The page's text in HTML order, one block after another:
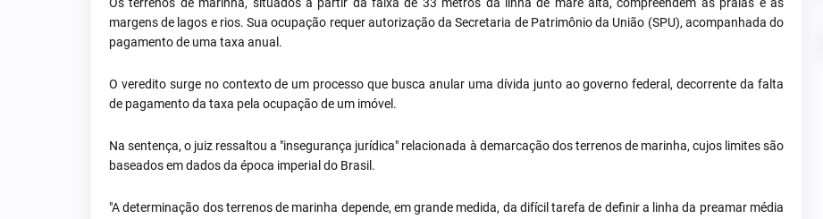
margens de lagos e rios. Sua ocupação requer autorização da Secretaria de Patrimônio da União (SPU), acompanhada do
pagamento de uma taxa anual.
O veredito surge no contexto de um processo que busca anular uma dívida junto ao governo federal, decorrente da falta
de pagamento da taxa pela ocupação de um imóvel.
Na sentença, o juiz ressaltou a "insegurança jurídica" relacionada à demarcação dos terrenos de marinha, cujos limites são
baseados em dados da época imperial do Brasil.
"A determinação dos terrenos de marinha depende, em grande medida, da difícil tarefa de definir a linha da preamar média